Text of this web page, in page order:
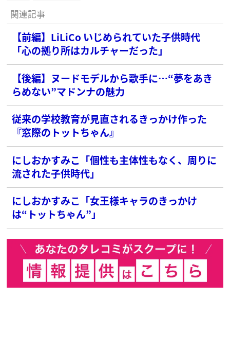
関連記事
【前編】LiLiCo いじめられていた子供時代
「心の拠り所はカルチャーだった」
【後編】ヌードモデルから歌手に…“夢をあき
らめない”マドンナの魅力
従来の学校教育が見直されるきっかけ作った
『窓際のトットちゃん』
にしおかすみこ「個性も主体性もなく、周りに
流された子供時代」
にしおかすみこ「女王様キャラのきっかけ
は“トットちゃん”」